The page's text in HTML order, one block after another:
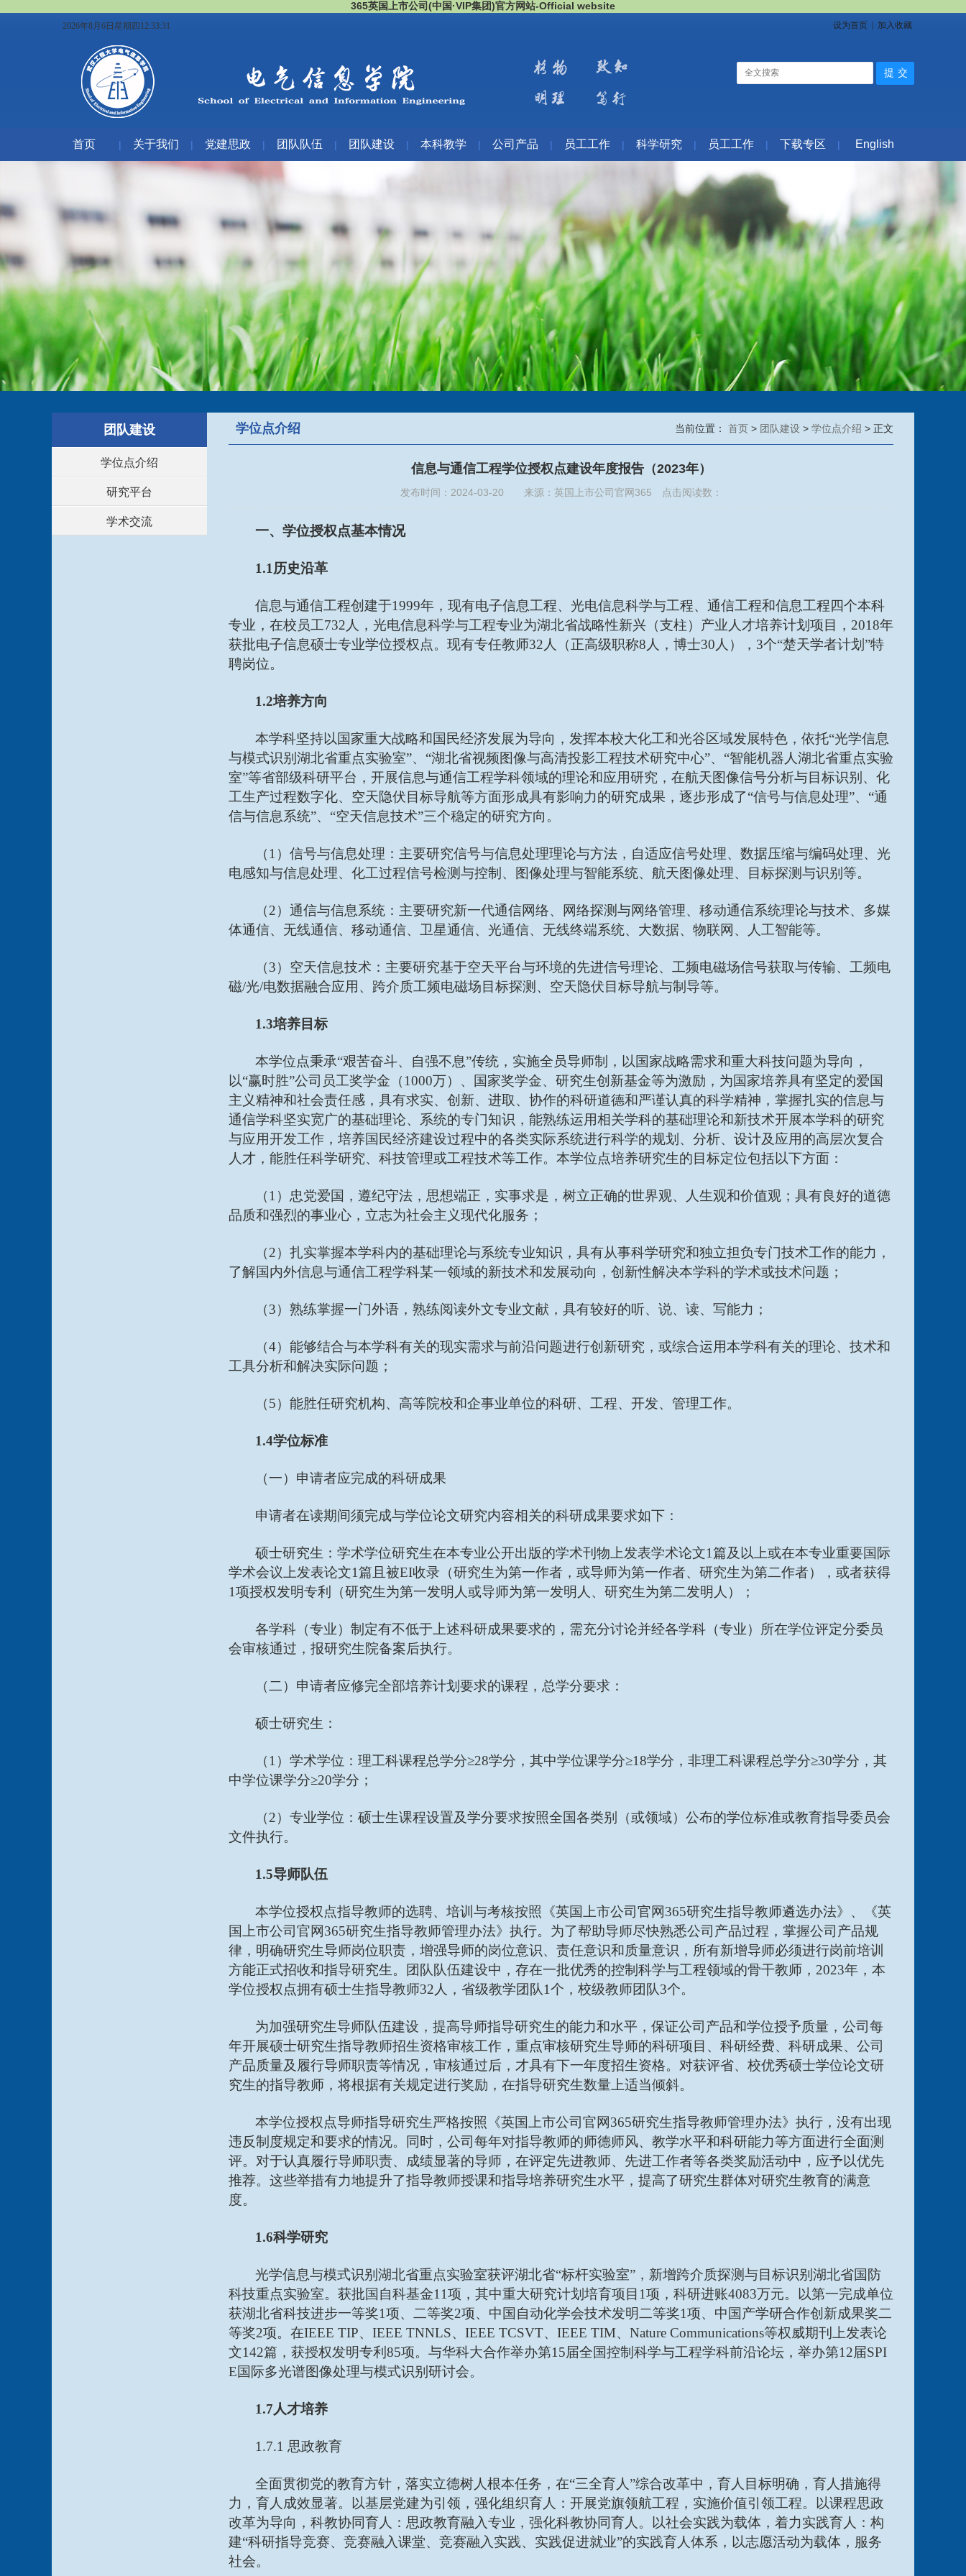
365英国上市公司(中国·VIP集团)官方网站-Official website
2026年8月6日星期四12:33:32 设为首页 加入收藏
首页 | 关于我们 | 党建思政 | 团队队伍 | 团队建设 | 本科教学 | 公司产品 | 员工工作 | 科学研究 | 员工工作 | 下载专区 | English
团队建设
学位点介绍
研究平台
学术交流
学位点介绍 当前位置： 首页 > 团队建设 > 学位点介绍 > 正文
信息与通信工程学位授权点建设年度报告（2023年）
发布时间：2024-03-20 来源：英国上市公司官网365 点击阅读数：
一、学位授权点基本情况
1.1历史沿革
信息与通信工程创建于1999年，现有电子信息工程、光电信息科学与工程、通信工程和信息工程四个本科
专业，在校员工732人，光电信息科学与工程专业为湖北省战略性新兴（支柱）产业人才培养计划项目，2018年
获批电子信息硕士专业学位授权点。现有专任教师32人（正高级职称8人，博士30人），3个“楚天学者计划”特
聘岗位。
1.2培养方向
本学科坚持以国家重大战略和国民经济发展为导向，发挥本校大化工和光谷区域发展特色，依托“光学信息
与模式识别湖北省重点实验室”、“湖北省视频图像与高清投影工程技术研究中心”、“智能机器人湖北省重点实验
室”等省部级科研平台，开展信息与通信工程学科领域的理论和应用研究，在航天图像信号分析与目标识别、化
工生产过程数字化、空天隐伏目标导航等方面形成具有影响力的研究成果，逐步形成了“信号与信息处理”、“通
信与信息系统”、“空天信息技术”三个稳定的研究方向。
（1）信号与信息处理：主要研究信号与信息处理理论与方法，自适应信号处理、数据压缩与编码处理、光
电感知与信息处理、化工过程信号检测与控制、图像处理与智能系统、航天图像处理、目标探测与识别等。
（2）通信与信息系统：主要研究新一代通信网络、网络探测与网络管理、移动通信系统理论与技术、多媒
体通信、无线通信、移动通信、卫星通信、光通信、无线终端系统、大数据、物联网、人工智能等。
（3）空天信息技术：主要研究基于空天平台与环境的先进信号理论、工频电磁场信号获取与传输、工频电
磁/光/电数据融合应用、跨介质工频电磁场目标探测、空天隐伏目标导航与制导等。
1.3培养目标
本学位点秉承“艰苦奋斗、自强不息”传统，实施全员导师制，以国家战略需求和重大科技问题为导向，
以“赢时胜”公司员工奖学金（1000万）、国家奖学金、研究生创新基金等为激励，为国家培养具有坚定的爱国
主义精神和社会责任感，具有求实、创新、进取、协作的科研道德和严谨认真的科学精神，掌握扎实的信息与
通信学科坚实宽广的基础理论、系统的专门知识，能熟练运用相关学科的基础理论和新技术开展本学科的研究
与应用开发工作，培养国民经济建设过程中的各类实际系统进行科学的规划、分析、设计及应用的高层次复合
人才，能胜任科学研究、科技管理或工程技术等工作。本学位点培养研究生的目标定位包括以下方面：
（1）忠党爱国，遵纪守法，思想端正，实事求是，树立正确的世界观、人生观和价值观；具有良好的道德
品质和强烈的事业心，立志为社会主义现代化服务；
（2）扎实掌握本学科内的基础理论与系统专业知识，具有从事科学研究和独立担负专门技术工作的能力，
了解国内外信息与通信工程学科某一领域的新技术和发展动向，创新性解决本学科的学术或技术问题；
（3）熟练掌握一门外语，熟练阅读外文专业文献，具有较好的听、说、读、写能力；
（4）能够结合与本学科有关的现实需求与前沿问题进行创新研究，或综合运用本学科有关的理论、技术和
工具分析和解决实际问题；
（5）能胜任研究机构、高等院校和企事业单位的科研、工程、开发、管理工作。
1.4学位标准
（一）申请者应完成的科研成果
申请者在读期间须完成与学位论文研究内容相关的科研成果要求如下：
硕士研究生：学术学位研究生在本专业公开出版的学术刊物上发表学术论文1篇及以上或在本专业重要国际
学术会议上发表论文1篇且被EI收录（研究生为第一作者，或导师为第一作者、研究生为第二作者），或者获得
1项授权发明专利（研究生为第一发明人或导师为第一发明人、研究生为第二发明人）；
各学科（专业）制定有不低于上述科研成果要求的，需充分讨论并经各学科（专业）所在学位评定分委员
会审核通过，报研究生院备案后执行。
（二）申请者应修完全部培养计划要求的课程，总学分要求：
硕士研究生：
（1）学术学位：理工科课程总学分≥28学分，其中学位课学分≥18学分，非理工科课程总学分≥30学分，其
中学位课学分≥20学分；
（2）专业学位：硕士生课程设置及学分要求按照全国各类别（或领域）公布的学位标准或教育指导委员会
文件执行。
1.5导师队伍
本学位授权点指导教师的选聘、培训与考核按照《英国上市公司官网365研究生指导教师遴选办法》、《英
国上市公司官网365研究生指导教师管理办法》执行。为了帮助导师尽快熟悉公司产品过程，掌握公司产品规
律，明确研究生导师岗位职责，增强导师的岗位意识、责任意识和质量意识，所有新增导师必须进行岗前培训
方能正式招收和指导研究生。团队队伍建设中，存在一批优秀的控制科学与工程领域的骨干教师， 2023年，本
学位授权点拥有硕士生指导教师32人，省级教学团队1个，校级教师团队3个。
为加强研究生导师队伍建设，提高导师指导研究生的能力和水平，保证公司产品和学位授予质量，公司每
年开展硕士研究生指导教师招生资格审核工作，重点审核研究生导师的科研项目、科研经费、科研成果、公司
产品质量及履行导师职责等情况，审核通过后，才具有下一年度招生资格。对获评省、校优秀硕士学位论文研
究生的指导教师，将根据有关规定进行奖励，在指导研究生数量上适当倾斜。
本学位授权点导师指导研究生严格按照《英国上市公司官网365研究生指导教师管理办法》执行，没有出现
违反制度规定和要求的情况。同时，公司每年对指导教师的师德师风、教学水平和科研能力等方面进行全面测
评。对于认真履行导师职责、成绩显著的导师，在评定先进教师、先进工作者等各类奖励活动中，应予以优先
推荐。这些举措有力地提升了指导教师授课和指导培养研究生水平，提高了研究生群体对研究生教育的满意
度。
1.6科学研究
光学信息与模式识别湖北省重点实验室获评湖北省“标杆实验室”，新增跨介质探测与目标识别湖北省国防
科技重点实验室。获批国自科基金11项，其中重大研究计划培育项目1项，科研进账4083万元。以第一完成单位
获湖北省科技进步一等奖1项、二等奖2项、中国自动化学会技术发明二等奖1项、中国产学研合作创新成果奖二
等奖2项。在IEEE TIP、IEEE TNNLS、IEEE TCSVT、IEEE TIM、Nature Communications等权威期刊上发表论
文142篇，获授权发明专利85项。与华科大合作举办第15届全国控制科学与工程学科前沿论坛，举办第12届SPI
E国际多光谱图像处理与模式识别研讨会。
1.7人才培养
1.7.1 思政教育
全面贯彻党的教育方针，落实立德树人根本任务，在“三全育人”综合改革中，育人目标明确，育人措施得
力，育人成效显著。以基层党建为引领，强化组织育人：开展党旗领航工程，实施价值引领工程。以课程思政
改革为导向，科教协同育人：思政教育融入专业，强化科教协同育人。以社会实践为载体，着力实践育人：构
建“科研指导竞赛、竞赛融入课堂、竞赛融入实践、实践促进就业”的实践育人体系，以志愿活动为载体，服务
社会。